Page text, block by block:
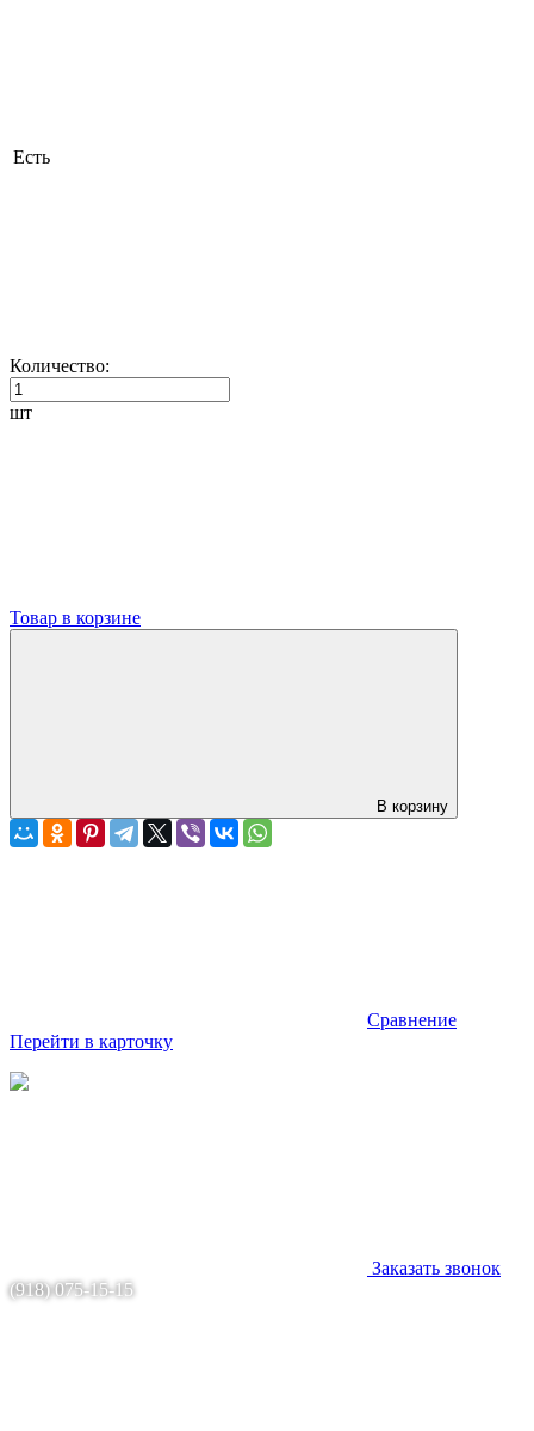
Есть
Количество:
шт
Товар в корзине
В корзину
Сравнение
Перейти в карточку
Заказать звонок
(918) 075-15-15